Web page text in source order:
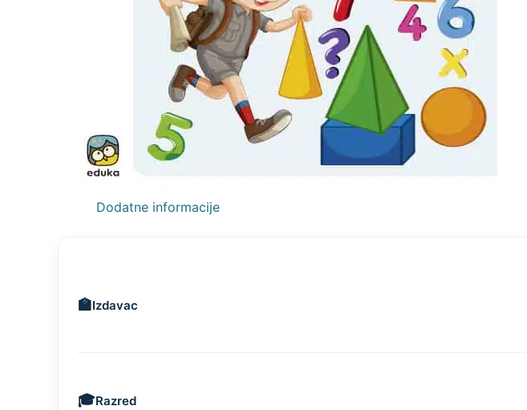
Dodatne informacije
Izdavac
Razred